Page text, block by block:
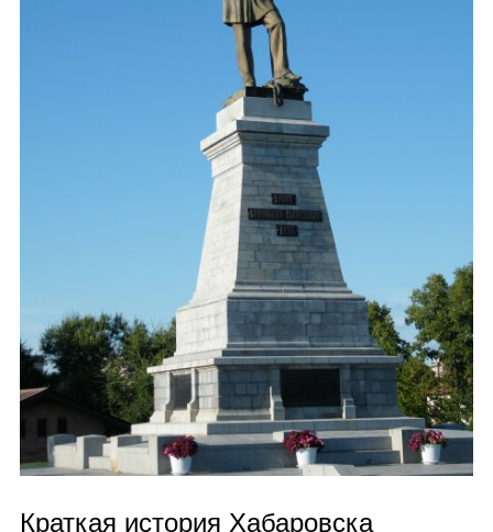
Краткая история Хабаровска